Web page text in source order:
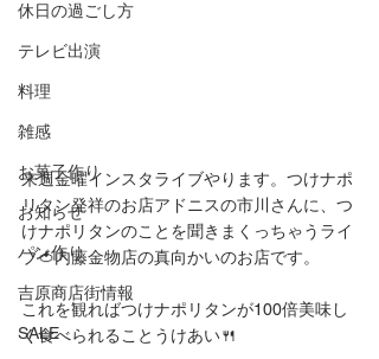
休日の過ごし方
テレビ出演
料理
雑感
お菓子作り
お知らせ
パン作り
吉原商店街情報
SALE
来週金曜インスタライブやります。つけナポ
リタン発祥のお店アドニスの市川さんに、つ
けナポリタンのことを聞きまくっちゃうライ
ブ🍅内藤金物店の真向かいのお店です。
これを観ればつけナポリタンが100倍美味し
く食べられることうけあい🍴